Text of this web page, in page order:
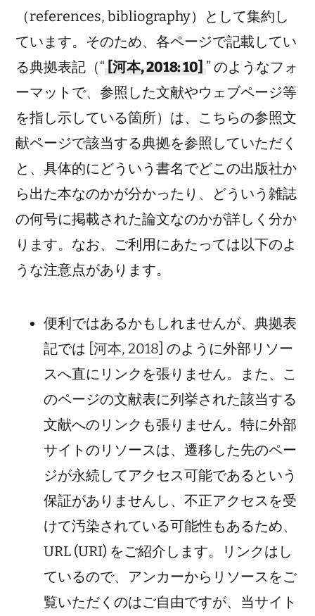
（references, bibliography）として集約し
ています。そのため、各ページで記載してい
る典拠表記（“ [河本, 2018: 10] ” のようなフォ
ーマットで、参照した文献やウェブページ等
を指し示している箇所）は、こちらの参照文
献ページで該当する典拠を参照していただく
と、具体的にどういう書名でどこの出版社か
ら出た本なのかが分かったり、どういう雑誌
の何号に掲載された論文なのかが詳しく分か
ります。なお、ご利用にあたっては以下のよ
うな注意点があります。
便利ではあるかもしれませんが、典拠表
記では [河本, 2018] のように外部リソー
スへ直にリンクを張りません。また、こ
のページの文献表に列挙された該当する
文献へのリンクも張りません。特に外部
サイトのリソースは、遷移した先のペー
ジが永続してアクセス可能であるという
保証がありませんし、不正アクセスを受
けて汚染されている可能性もあるため、
URL (URI) をご紹介します。リンクはし
ているので、アンカーからリソースをご
覧いただくのはご自由ですが、当サイト